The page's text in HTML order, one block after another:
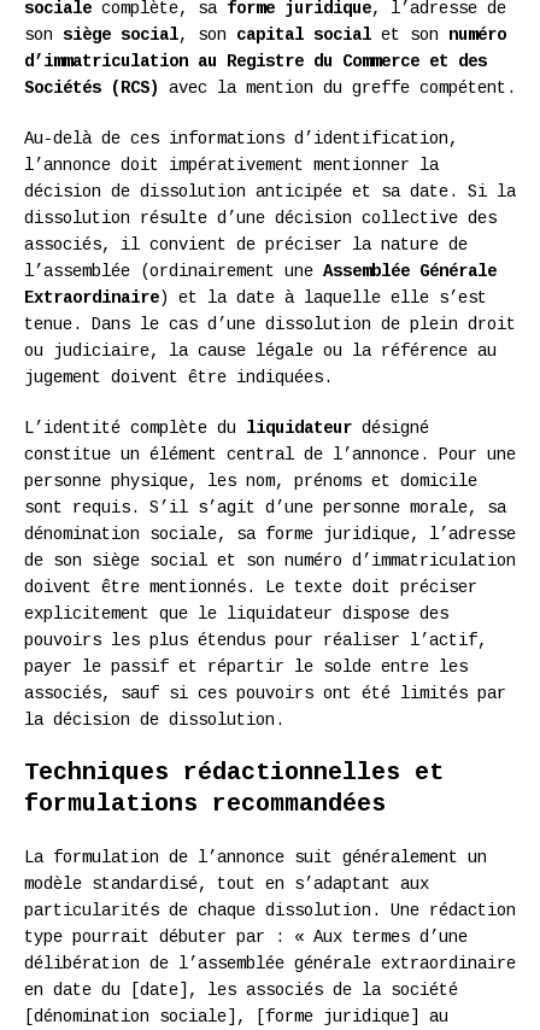
sociale complète, sa forme juridique, l’adresse de
son siège social, son capital social et son numéro
d’immatriculation au Registre du Commerce et des
Sociétés (RCS)
avec la mention du greffe compétent.
Au-delà de ces informations d’identification,
l’annonce doit impérativement mentionner la
décision de dissolution anticipée et sa date. Si la
dissolution résulte d’une décision collective des
associés, il convient de préciser la nature de
l’assemblée (ordinairement une Assemblée Générale
Extraordinaire) et la date à laquelle elle s’est
tenue. Dans le cas d’une dissolution de plein droit
ou judiciaire, la cause légale ou la référence au
jugement doivent être indiquées.
L’identité complète du liquidateur désigné
constitue un élément central de l’annonce. Pour une
personne physique, les nom, prénoms et domicile
sont requis. S’il s’agit d’une personne morale, sa
dénomination sociale, sa forme juridique, l’adresse
de son siège social et son numéro d’immatriculation
doivent être mentionnés. Le texte doit préciser
explicitement que le liquidateur dispose des
pouvoirs les plus étendus pour réaliser l’actif,
payer le passif et répartir le solde entre les
associés, sauf si ces pouvoirs ont été limités par
la décision de dissolution.
Techniques rédactionnelles et
formulations recommandées
La formulation de l’annonce suit généralement un
modèle standardisé, tout en s’adaptant aux
particularités de chaque dissolution. Une rédaction
type pourrait débuter par : « Aux termes d’une
délibération de l’assemblée générale extraordinaire
en date du [date], les associés de la société
[dénomination sociale], [forme juridique] au